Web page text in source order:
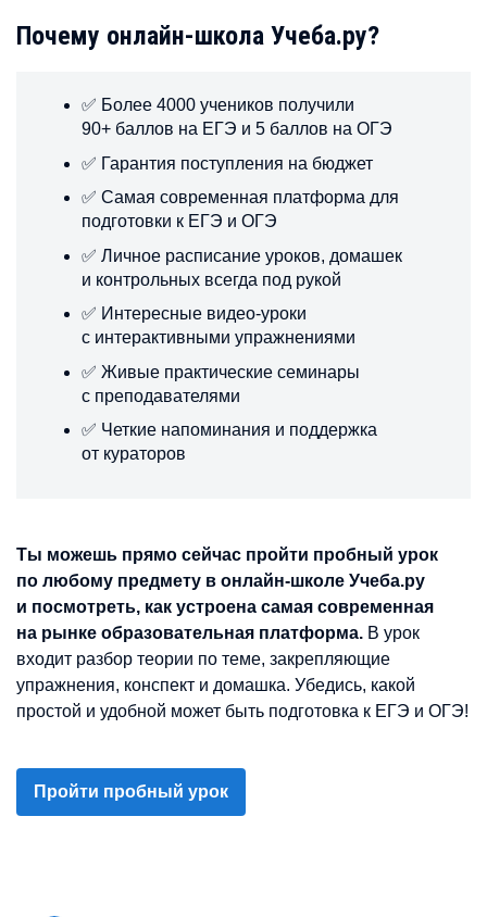
Почему онлайн-школа Учеба.ру?
✅ Более 4000 учеников получили
90+ баллов на ЕГЭ и 5 баллов на ОГЭ
✅ Гарантия поступления на бюджет
✅ Самая современная платформа для
подготовки к ЕГЭ и ОГЭ
✅ Личное расписание уроков, домашек
и контрольных всегда под рукой
✅ Интересные видео-уроки
с интерактивными упражнениями
✅ Живые практические семинары
с преподавателями
✅ Четкие напоминания и поддержка
от кураторов
Ты можешь прямо сейчас пройти пробный урок
по любому предмету в онлайн-школе Учеба.ру
и посмотреть, как устроена самая современная
на рынке образовательная платформа. В урок
входит разбор теории по теме, закрепляющие
упражнения, конспект и домашка. Убедись, какой
простой и удобной может быть подготовка к ЕГЭ и ОГЭ!
Пройти пробный урок